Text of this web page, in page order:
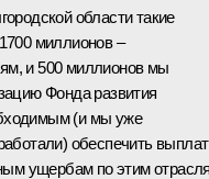
области такие
миллионов –
и 500 миллионов мы
Фонда развития
(и мы уже
обеспечить
ущербам по этим